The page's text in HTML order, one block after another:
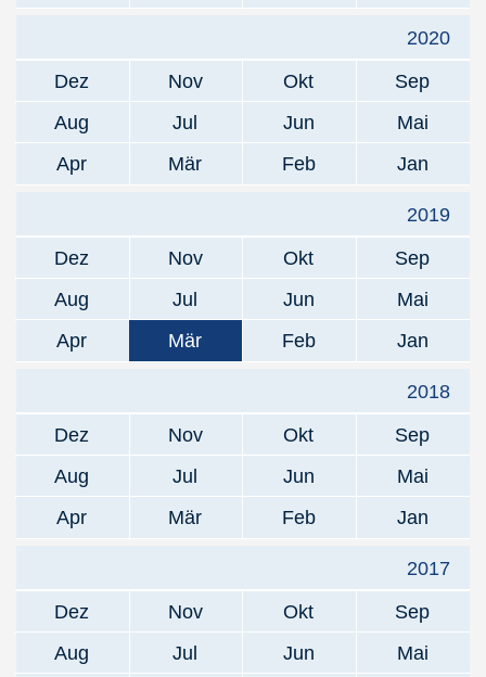
2020
Dez
Nov Okt
Sep
Aug
Jul Jun
Mai
Apr
Mär Feb Jan
2019
Dez
Nov Okt
Sep
Aug
Jul Jun
Mai
Apr
Mär Feb Jan
2018
Dez
Nov Okt
Sep
Aug
Jul Jun
Mai
Apr
Mär Feb Jan
2017
Dez
Nov Okt
Sep
Aug
Jul Jun
Mai